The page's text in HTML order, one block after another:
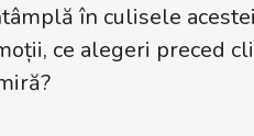
în culisele acestei
ce alegeri preced